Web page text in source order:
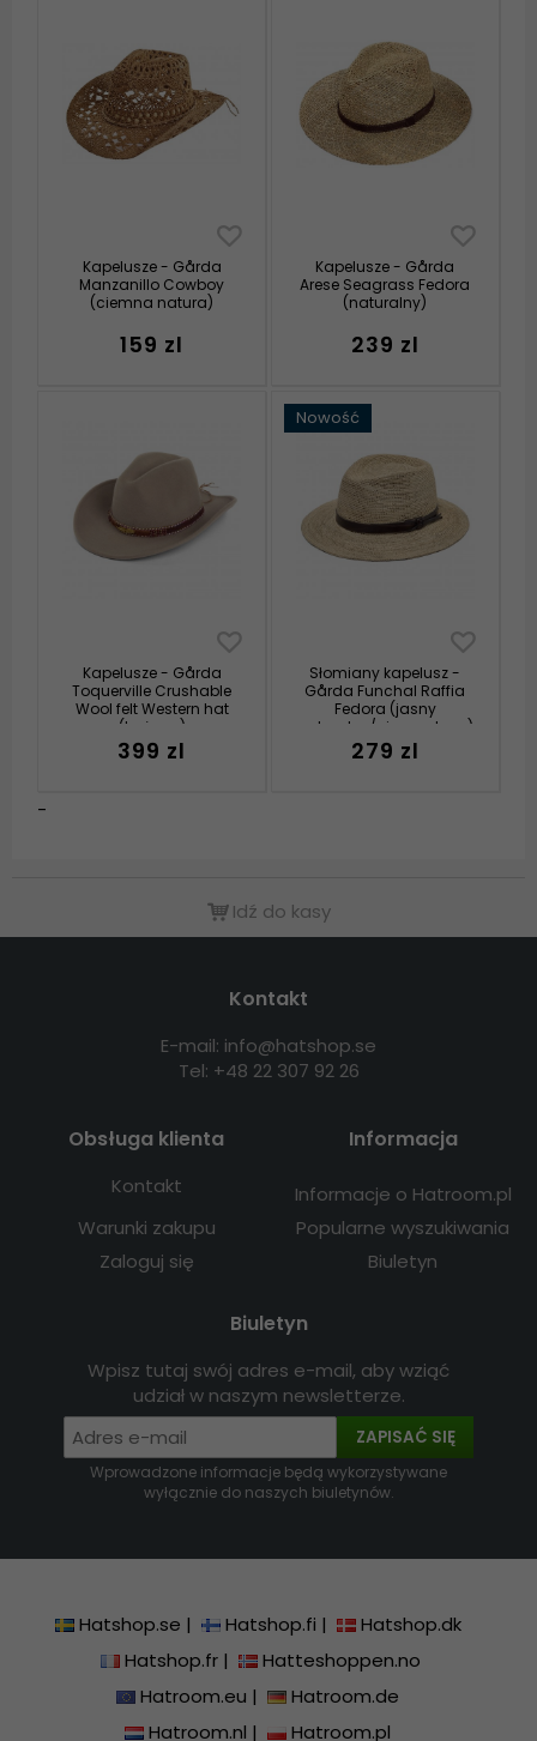
Kapelusze - Gårda
Manzanillo Cowboy
(ciemna natura)
159 zl
Kapelusze - Gårda
Arese Seagrass Fedora
(naturalny)
239 zl
Kapelusze - Gårda
Toquerville Crushable
Wool felt Western hat
(beżowy)
399 zl
Nowość
Słomiany kapelusz -
Gårda Funchal Raffia
Fedora (jasny
naturalny/ciemny brąz)
279 zl
-
Idź do kasy
Kontakt
E-mail: info@hatshop.se
Tel: +48 22 307 92 26
Obsługa klienta
Kontakt
Warunki zakupu
Zaloguj się
Informacja
Informacje o Hatroom.pl
Popularne wyszukiwania
Biuletyn
Biuletyn
Wpisz tutaj swój adres e-mail, aby wziąć
udział w naszym newsletterze.
ZAPISAĆ SIĘ
Wprowadzone informacje będą wykorzystywane
wyłącznie do naszych biuletynów.
Hatshop.se | Hatshop.fi |
Hatshop.dk
Hatshop.fr|
Hatteshoppen.no
Hatroom.eu |
Hatroom.de
Hatroom.nl | Hatroom.pl